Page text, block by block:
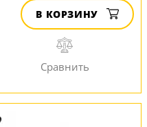
В КОРЗИНУ